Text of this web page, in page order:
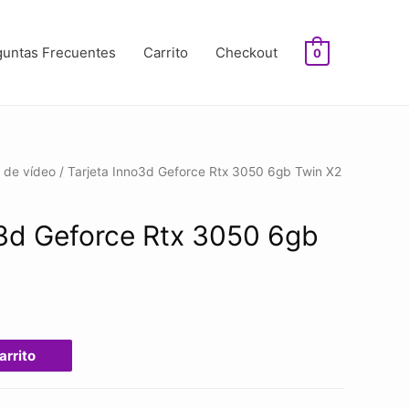
Frecuentes Carrito Checkout 0
de vídeo / Tarjeta Inno3d Geforce Rtx 3050 6gb Twin X2
Geforce Rtx 3050 6gb